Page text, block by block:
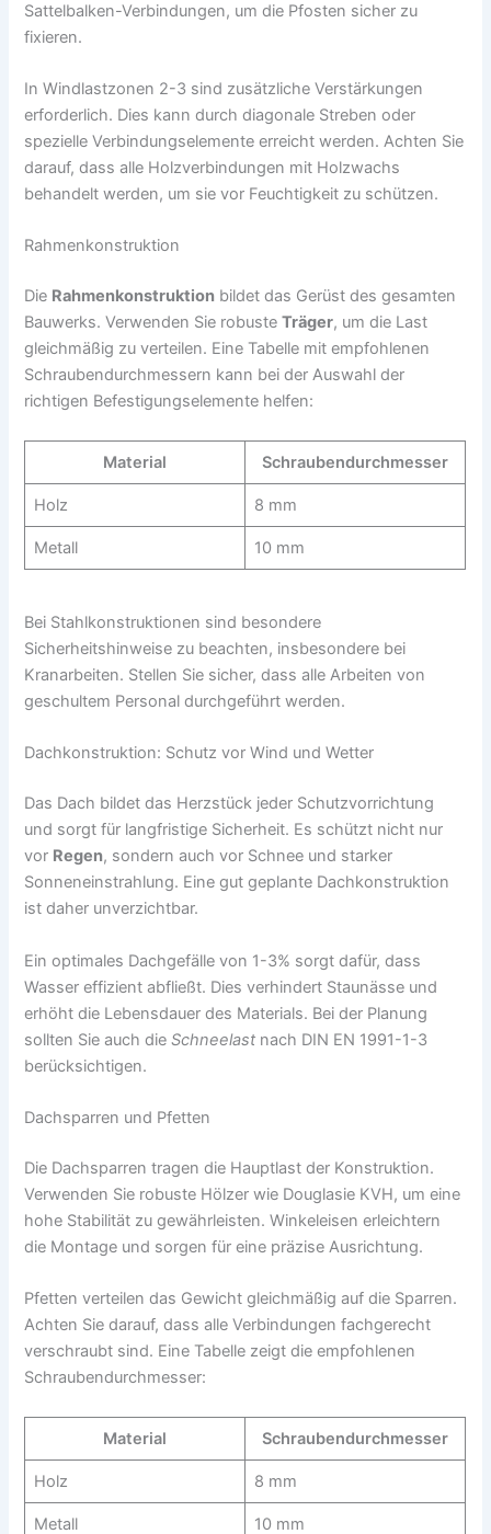
Sattelbalken-Verbindungen, um die Pfosten sicher zu
fixieren.
In Windlastzonen 2-3 sind zusätzliche Verstärkungen
erforderlich. Dies kann durch diagonale Streben oder
spezielle Verbindungselemente erreicht werden. Achten Sie
darauf, dass alle Holzverbindungen mit Holzwachs
behandelt werden, um sie vor Feuchtigkeit zu schützen.
Rahmenkonstruktion
Die Rahmenkonstruktion bildet das Gerüst des gesamten
Bauwerks. Verwenden Sie robusteTräger, um die Last
gleichmäßig zu verteilen. Eine Tabelle mit empfohlenen
Schraubendurchmessern kann bei der Auswahl der
richtigen Befestigungselemente helfen:
Material Schraubendurchmesser
Holz 8 mm
Metall 10 mm
Bei Stahlkonstruktionen sind besondere
Sicherheitshinweise zu beachten, insbesondere bei
Kranarbeiten. Stellen Sie sicher, dass alle Arbeiten von
geschultem Personal durchgeführt werden.
Dachkonstruktion: Schutz vor Wind und Wetter
Das Dach bildet das Herzstück jeder Schutzvorrichtung
und sorgt für langfristige Sicherheit. Es schützt nicht nur
vor Regen, sondern auch vor Schnee und starker
Sonneneinstrahlung. Eine gut geplante Dachkonstruktion
ist daher unverzichtbar.
Ein optimales Dachgefälle von 1-3% sorgt dafür, dass
Wasser effizient abfließt. Dies verhindert Staunässe und
erhöht die Lebensdauer des Materials. Bei der Planung
sollten Sie auch dieSchneelast nach DIN EN 1991-1-3
berücksichtigen.
Dachsparren und Pfetten
Die Dachsparren tragen die Hauptlast der Konstruktion.
Verwenden Sie robuste Hölzer wie Douglasie KVH, um eine
hohe Stabilität zu gewährleisten. Winkeleisen erleichtern
die Montage und sorgen für eine präzise Ausrichtung.
Pfetten verteilen das Gewicht gleichmäßig auf die Sparren.
Achten Sie darauf, dass alle Verbindungen fachgerecht
verschraubt sind. Eine Tabelle zeigt die empfohlenen
Schraubendurchmesser:
Material Schraubendurchmesser
Holz 8 mm
Metall 10 mm